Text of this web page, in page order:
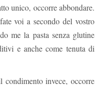
unico, occorre abbondare.
voi a secondo del vostro
me la pasta senza glutine
e anche come tenuta di
invece, occorre